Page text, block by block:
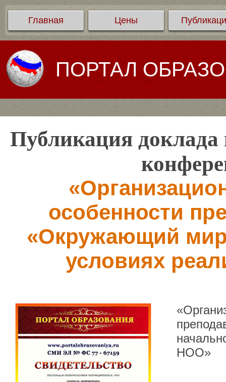
Главная Цены
ПОРТАЛ
Публикация доклада
особенности
«Окружающий
условиях
НОО»